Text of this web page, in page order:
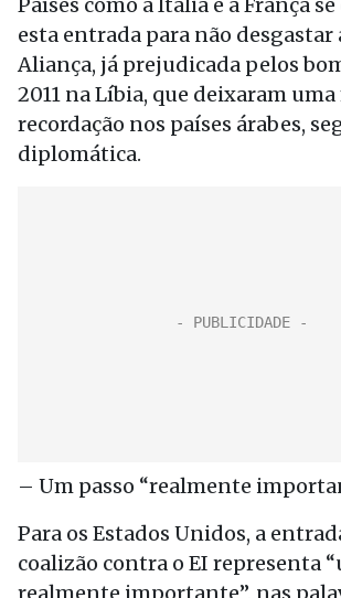
esta entrada para não desgastar
Aliança, já prejudicada pelos
2011 na Líbia, que deixaram uma
recordação nos países árabes,
diplomática.
– Um passo “realmente
Para os Estados Unidos, a
coalizão contra o EI representa